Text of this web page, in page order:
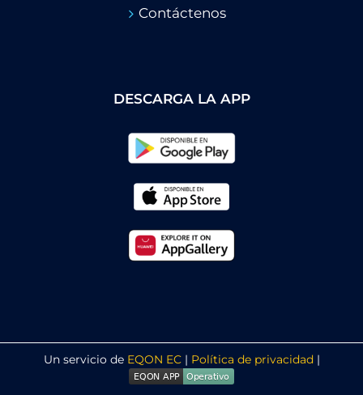
Contáctenos
DESCARGA LA APP
Un servicio de EQON EC| Política de privacidad|